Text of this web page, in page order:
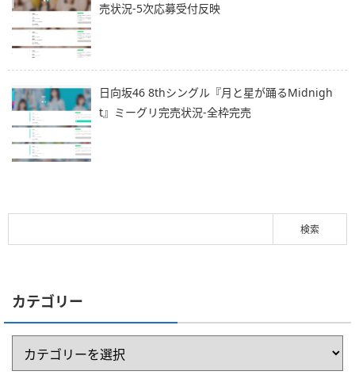
売状況-5次応募受付反映
日向坂46 8thシングル『月と星が踊るMidnigh
t』ミーグリ完売状況-全枠完売
カテゴリー